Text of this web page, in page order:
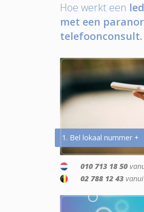
Hoe werkt een
met een
telefoonconsult.
1. Bel lokaal nummer +
010 713 18 50
02 788 12 43